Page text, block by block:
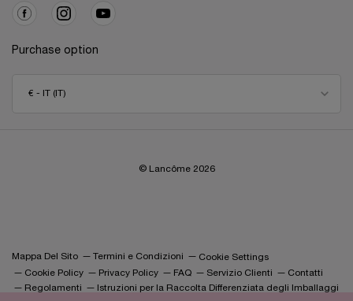
Purchase option
€ - IT (IT)
© Lancôme 2026
Mappa Del Sito Termini e Condizioni
Cookie Settings
Cookie Policy
Privacy Policy FAQ Servizio Clienti
Contatti
Regolamenti
Istruzioni per la Raccolta Differenziata degli Imballaggi